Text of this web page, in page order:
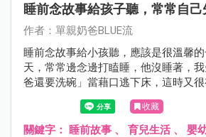
睡前念故事給孩子聽，常常自己
作者：單親奶爸BLUE流
睡前念故事給小孩聽，應該是很溫馨
天，常常邊念邊打瞌睡，他沒睡著，
爸還要洗碗」當藉口逃下床，這時又很
「這點陪他的時間我都做不到嗎？」
事，發現大家都有類似的心境。漸漸
較少的故事書。至少，可以少念一點。
收藏
關鍵字： 睡前故事 、 育兒生活、 嬰